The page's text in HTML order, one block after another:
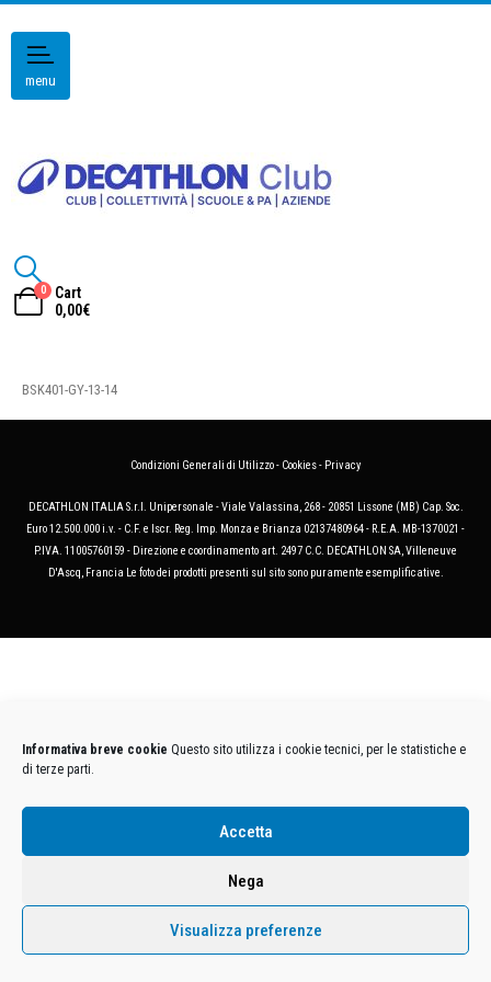
Informativa breve cookie Questo sito utilizza i cookie tecnici, per le statistiche e
di terze parti.
Accetta
Nega
Visualizza preferenze
menu
0
Cart
0,00€
BSK401-GY-13-14
Condizioni Generali di Utilizzo- Cookies- Privacy
DECATHLON ITALIA S.r.l. Unipersonale - Viale Valassina, 268 - 20851 Lissone (MB) Cap. Soc.
Euro 12.500.000 i.v. - C.F. e Iscr. Reg. Imp. Monza e Brianza 02137480964 - R.E.A. MB-1370021 -
P.IVA. 11005760159 - Direzione e coordinamento art. 2497 C.C. DECATHLON SA, Villeneuve
D'Ascq, Francia Le foto dei prodotti presenti sul sito sono puramente esemplificative.